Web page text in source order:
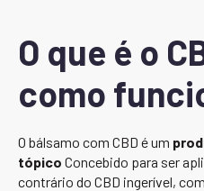
O que é o
como
O bálsamo com CBD é um
tópico Concebido para ser
contrário do CBD ingerível,